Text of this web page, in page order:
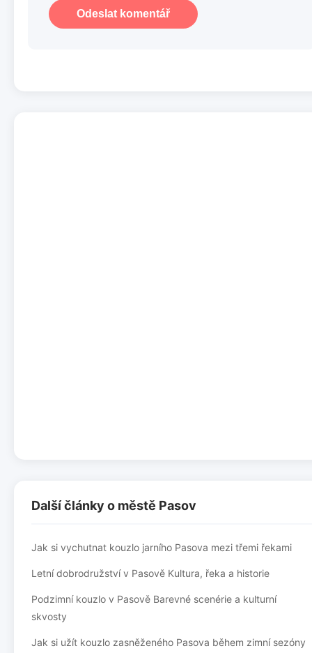
Odeslat komentář
Další články o městě Pasov
Jak si vychutnat kouzlo jarního Pasova mezi třemi řekami
Letní dobrodružství v Pasově Kultura, řeka a historie
Podzimní kouzlo v Pasově Barevné scenérie a kulturní
skvosty
Jak si užít kouzlo zasněženého Pasova během zimní sezóny